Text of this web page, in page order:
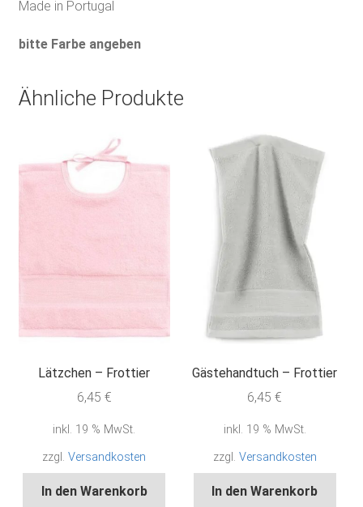
Made in Portugal
bitte Farbe angeben
Ähnliche Produkte
Lätzchen – Frottier
6,45 €
inkl. 19 % MwSt.
zzgl.Versandkosten
In den Warenkorb
Gästehandtuch – Frottier
6,45€
inkl. 19 % MwSt.
zzgl. Versandkosten
In den Warenkorb